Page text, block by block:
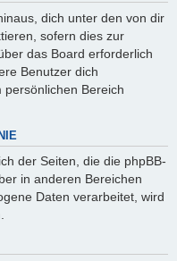
dich unter den von dir
sofern dies zur
das Board erforderlich
Benutzer dich
Bereich
der Seiten, die die phpBB-
in anderen Bereichen
Daten verarbeitet, wird